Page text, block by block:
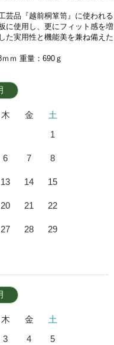
芸品『越前桐箪笥』に使われる
に使用し、更にフィット感を増
た実用性と機能美を兼ね備えた
ｍ 重量：690ｇ
木 金
土
1
6 7 8
13 14 15
20 21 22
27 28 29
木 金
土
3 4 5